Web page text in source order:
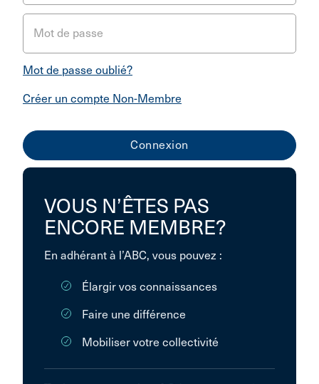
Mot de passe
Mot de passe oublié?
Créer un compte Non-Membre
VOUS N’ÊTES PAS
ENCORE MEMBRE?
En adhérant à l’ABC, vous pouvez :
Élargir vos connaissances
Faire une différence
Mobiliser votre collectivité